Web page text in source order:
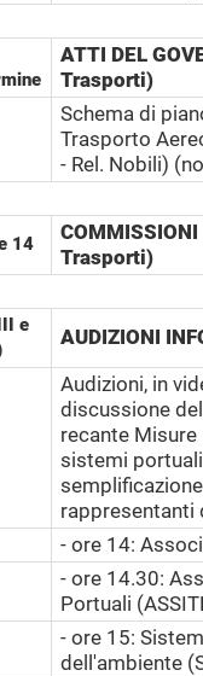
ATTI DEL
Trasporti)
Schema di
Trasporto
- Rel. Nobili)
14
Trasporti)
e
AUDIZIONI
Audizioni, in
discussione
recante
sistemi
rappresentanti
- ore 14:
- ore 14.30:
Portuali
- ore 15:
dell'ambiente